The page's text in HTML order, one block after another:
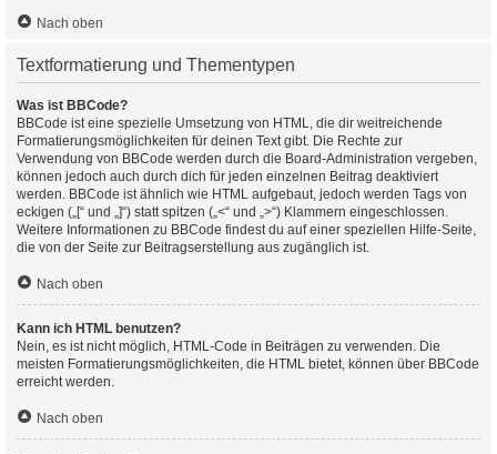
Nach oben
Textformatierung und Thementypen
Was ist BBCode?
BBCode ist eine spezielle Umsetzung von HTML, die dir weitreichende
Formatierungsmöglichkeiten für deinen Text gibt. Die Rechte zur
Verwendung von BBCode werden durch die Board-Administration vergeben,
können jedoch auch durch dich für jeden einzelnen Beitrag deaktiviert
werden. BBCode ist ähnlich wie HTML aufgebaut, jedoch werden Tags von
eckigen („[“ und „]“) statt spitzen („<“ und „>“) Klammern eingeschlossen.
Weitere Informationen zu BBCode findest du auf einer speziellen Hilfe-Seite,
die von der Seite zur Beitragserstellung aus zugänglich ist.
Nach oben
Kann ich HTML benutzen?
Nein, es ist nicht möglich, HTML-Code in Beiträgen zu verwenden. Die
meisten Formatierungsmöglichkeiten, die HTML bietet, können über BBCode
erreicht werden.
Nach oben